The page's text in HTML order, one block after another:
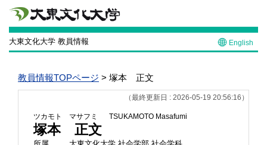
大東文化大学 教員情報 English
教員情報TOPページ > 塚本 正文
（最終更新日 : 2026-05-19 20:56:16）
ツカモト マサフミ TSUKAMOTO Masafumi
塚本 正文